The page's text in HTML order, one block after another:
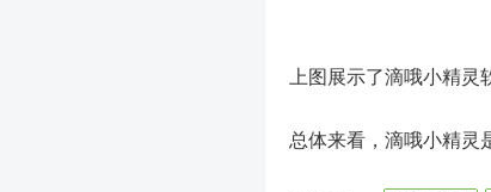
上图展示了滴哦小精
总体来看，滴哦小精灵